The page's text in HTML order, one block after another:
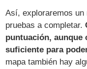
Así, exploraremos un
pruebas a completar.
puntuación, aunque
suficiente para
mapa también hay